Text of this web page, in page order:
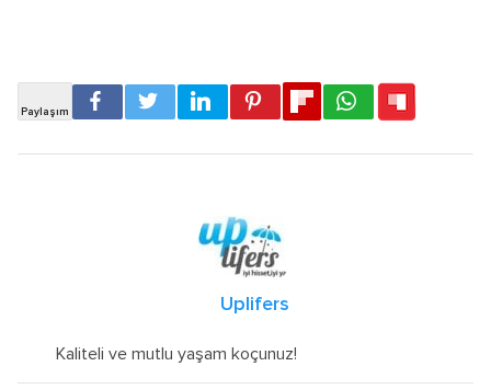
Uplifers
Kaliteli ve mutlu yaşam koçunuz!